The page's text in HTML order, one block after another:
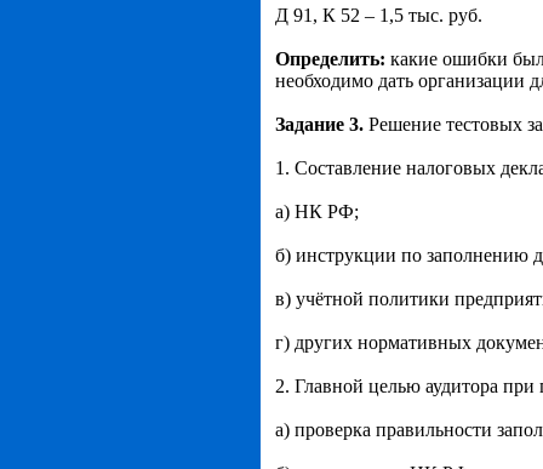
Д 91, К 52 – 1,5 тыс. руб.
Определить: какие ошибки
необходимо дать организации
Задание 3. Решение тестовых
1. Составление налоговых
а) НК РФ;
б) инструкции по заполнению
в) учётной политики
г) других нормативных
2. Главной целью аудитора при
а) проверка правильности